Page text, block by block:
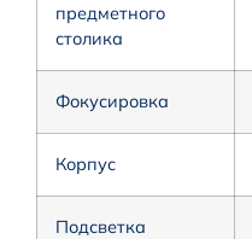
предметного
столика
Фокусировка
Корпус
Подсветка